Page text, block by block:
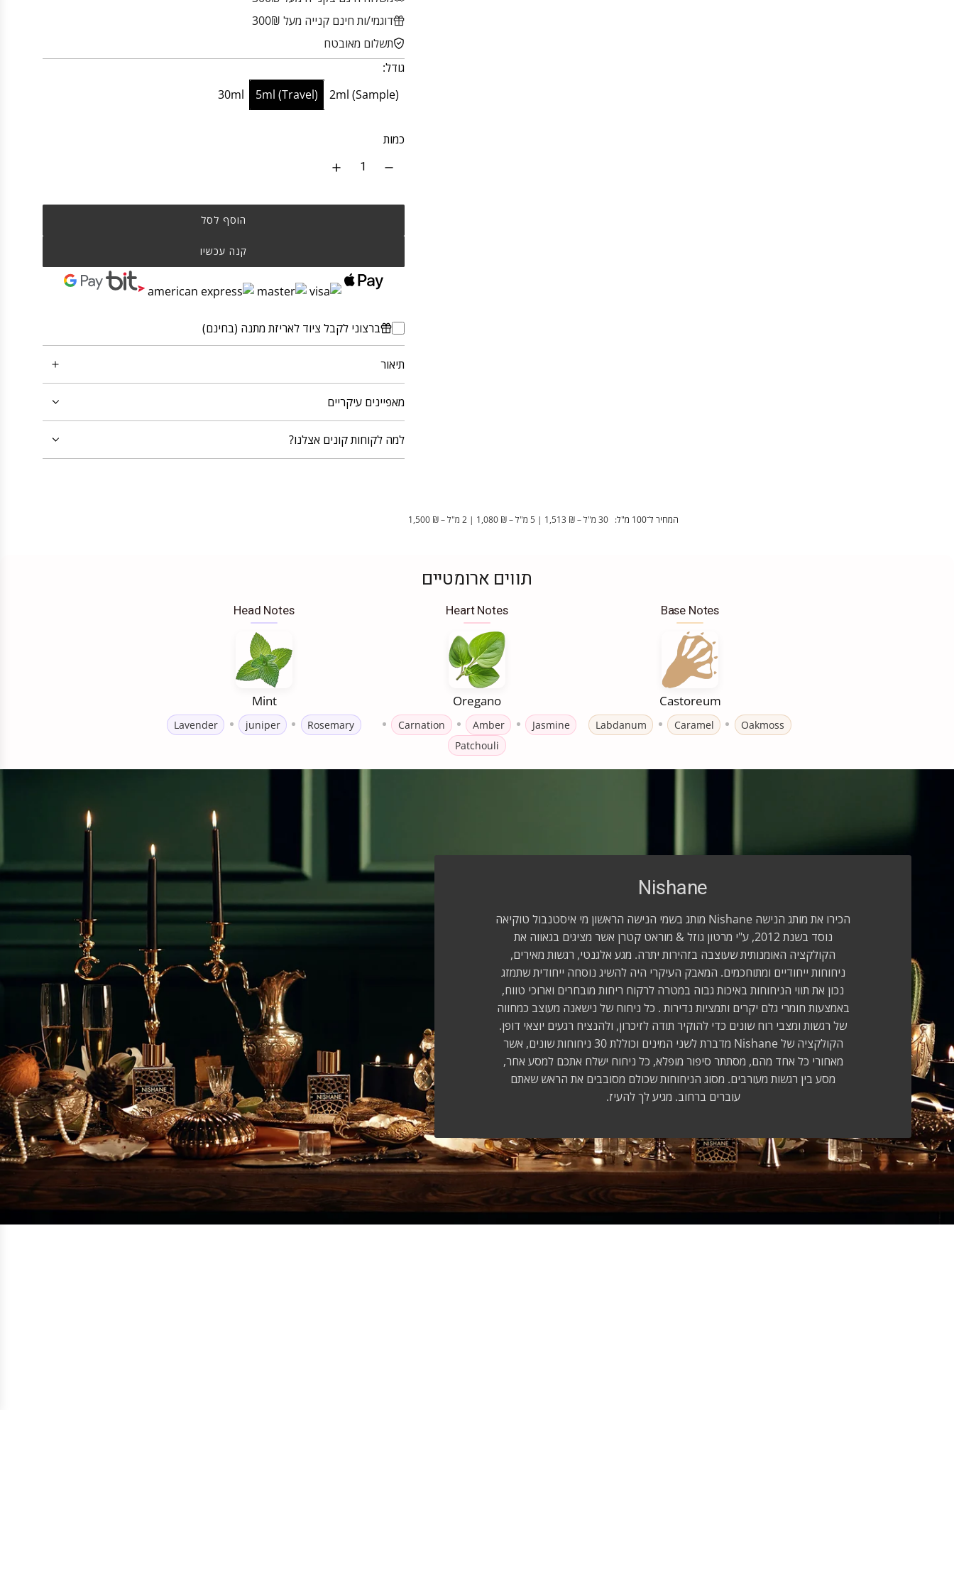
מ
ב
צ
ר
ג
י
דוגמי/ות חינם קנייה מעל 300₪
תשלום מאובטח
גודל:
30ml
5ml (Travel) 2ml (Sample)
כמות
הוסף לסל
קנה עכשיו
ברצוני לקבל ציוד לאריזת מתנה (בחינם)
תיאור
מאפיינים עיקריים
למה לקוחות קונים אצלנו?
המחיר ל־100 מ"ל: 30 מ"ל – ₪ 1,513 | 5 מ"ל – ₪ 1,080 | 2 מ"ל – ₪ 1,500
תווים ארומטיים
Base Notes
Castoreum
Oakmoss
Caramel
Labdanum
Heart Notes
Oregano
Jasmine
Amber
Carnation
Patchouli
Head Notes
Mint
Rosemary
juniper
Lavender
Nishane
הכירו את מותג הנישה Nishane מותג בשמי הנישה הראשון מי איסטנבול טוקיאה
נוסד בשנת 2012, ע"י מרטון גוזל & מוראט קטרן אשר מציגים בגאווה את
הקולקציה האומנותית שעוצבה בזהירות יתרה. מגע אלגנטי, רגשות מאירים,
ניחוחות ייחודיים ומתוחכמים. המאבק העיקרי היה להשיג נוסחה ייחודית שתמזג
נכון את תווי הניחוחות באיכות גבוה במטרה לרקוח ריחות מובחרים וארוכי טווח,
באמצעות חומרי גלם יקרים ותמציות נדירות . כל ניחוח של נישאנה מעוצב כמחווה
של רגשות ומצבי רוח שונים כדי להוקיר תודה לזיכרון, ולהנציח רגעים יוצאי דופן.
הקולקציה של Nishane מדברת לשני המינים וכוללת 30 ניחוחות שונים, אשר
מאחורי כל אחד מהם, מסתתר סיפור מופלא, כל ניחוח ישלח אתכם למסע אחר,
מסע בין רגשות מעורבים. מסוג הניחוחות שכולם מסובבים את הראש שאתם
עוברים ברחוב. מגיע לך להעיז.